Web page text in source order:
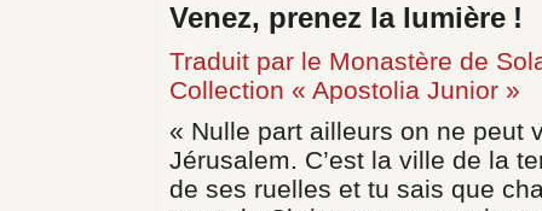
Venez, prenez la lumière !
Traduit par le Monastère de
Collection « Apostolia Junior »
« Nulle part ailleurs on ne peut
Jérusalem. C’est la ville de la
de ses ruelles et tu sais que